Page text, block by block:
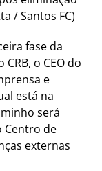
/ Santos FC)
fase da
o CEO do
e
está na
será
Centro de
externas